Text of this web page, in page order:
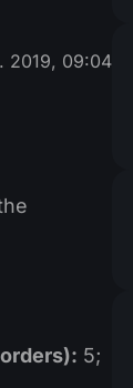
2019, 09:04
5;